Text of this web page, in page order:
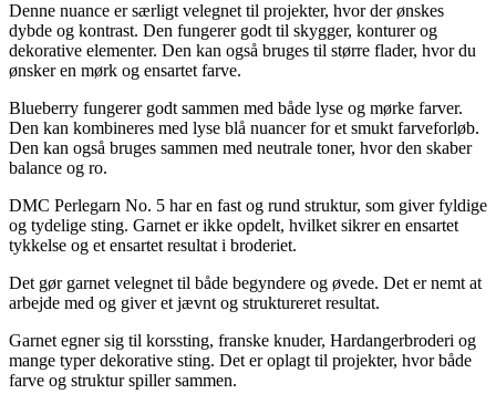
Denne nuance er særligt velegnet til projekter, hvor der ønskes
dybde og kontrast. Den fungerer godt til skygger, konturer og
dekorative elementer. Den kan også bruges til større flader, hvor du
ønsker en mørk og ensartet farve.
Blueberry fungerer godt sammen med både lyse og mørke farver.
Den kan kombineres med lyse blå nuancer for et smukt farveforløb.
Den kan også bruges sammen med neutrale toner, hvor den skaber
balance og ro.
DMC Perlegarn No. 5 har en fast og rund struktur, som giver fyldige
og tydelige sting. Garnet er ikke opdelt, hvilket sikrer en ensartet
tykkelse og et ensartet resultat i broderiet.
Det gør garnet velegnet til både begyndere og øvede. Det er nemt at
arbejde med og giver et jævnt og struktureret resultat.
Garnet egner sig til korssting, franske knuder, Hardangerbroderi og
mange typer dekorative sting. Det er oplagt til projekter, hvor både
farve og struktur spiller sammen.